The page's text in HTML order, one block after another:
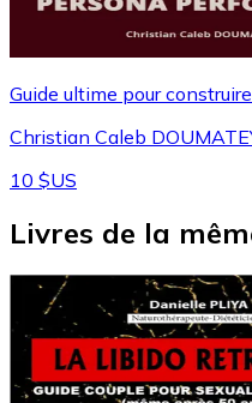
Guide ultime pour
Christian Caleb
10 $US
Livres de la